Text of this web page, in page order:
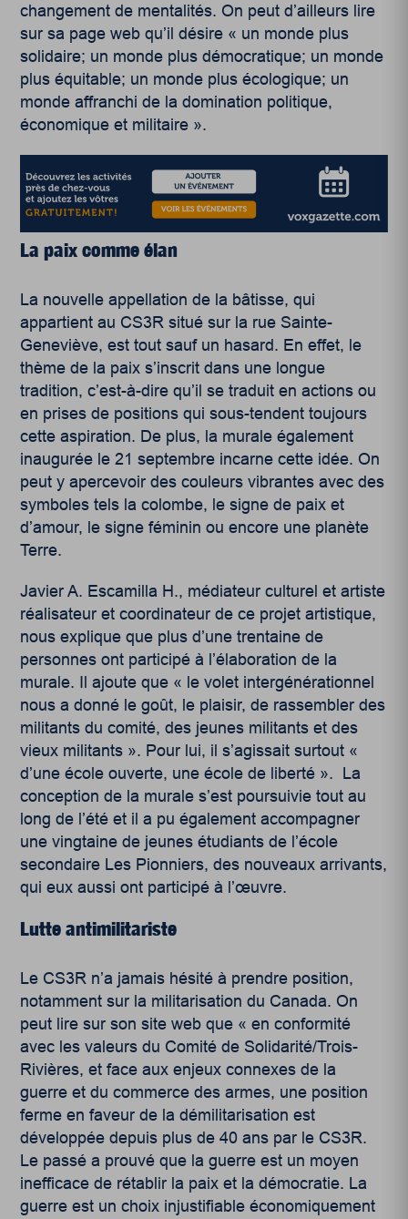
changement de mentalités. On peut d’ailleurs lire
sur sa page web qu’il désire « un monde plus
solidaire; un monde plus démocratique; un monde
plus équitable; un monde plus écologique; un
monde affranchi de la domination politique,
économique et militaire ».
La paix comme élan
La nouvelle appellation de la bâtisse, qui
appartient au CS3R situé sur la rue Sainte-
Geneviève, est tout sauf un hasard. En effet, le
thème de la paix s’inscrit dans une longue
tradition, c’est-à-dire qu’il se traduit en actions ou
en prises de positions qui sous-tendent toujours
cette aspiration. De plus, la murale également
inaugurée le 21 septembre incarne cette idée. On
peut y apercevoir des couleurs vibrantes avec des
symboles tels la colombe, le signe de paix et
d’amour, le signe féminin ou encore une planète
Terre.
Javier A. Escamilla H., médiateur culturel etartiste
réalisateur et coordinateur de ce projetartistique,
nous explique que plus d’une trentaine de
personnes ont participé à l’élaboration de la
murale. Il ajoute que « le volet intergénérationnel
nous a donné le goût, le plaisir, de rassembler des
militants du comité, des jeunes militants et des
vieux militants ». Pour lui, il s’agissait surtout «
d’une école ouverte, une école de liberté ». La
conception de la murale s’est poursuivie tout au
long de l’été et il a pu également accompagner
une vingtaine de jeunes étudiants de l’école
secondaire Les Pionniers, des nouveaux arrivants,
qui eux aussi ont participé à l’œuvre.
Lutte antimilitariste
Le CS3R n’a jamais hésité à prendre position,
notamment sur la militarisation du Canada. On
peut lire sur son site web que « en conformité
avec les valeurs du Comité de Solidarité/Trois-
Rivières, et face aux enjeux connexes de la
guerre et du commerce des armes, une position
ferme en faveur de la démilitarisation est
développée depuis plus de 40 ans par le CS3R.
Le passé a prouvé que la guerre est un moyen
inefficace de rétablir la paix et la démocratie. La
guerre est un choix injustifiable économiquement